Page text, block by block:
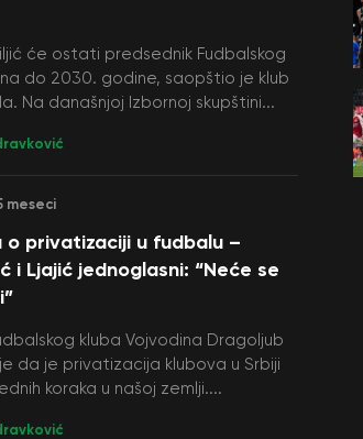
će ostati predsednik Fudbalskog
do 2030. godine, saopštio je klub
Na današnjoj Izbornoj skupštini...
meseci
o privatizaciji u fudbalu –
i Ljajić jednoglasni: “Neće se
kluba Vojvodina Dragoljub
da je privatizacija klubova u Srbiji
koraka u našoj zemlji....